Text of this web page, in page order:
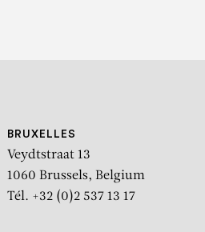
BRUXELLES
Veydtstraat 13
1060 Brussels, Belgium
Tél. +32 (0)2 537 13 17